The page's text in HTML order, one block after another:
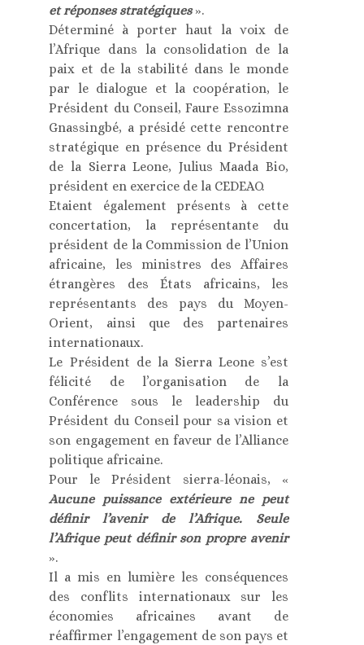
et réponses stratégiques».
Déterminé à porter haut la voix de
l’Afrique dans la consolidation de la
paix et de la stabilité dans le monde
par le dialogue et la coopération, le
Président du Conseil, Faure Essozimna
Gnassingbé, a présidé cette rencontre
stratégique en présence du Président
de la Sierra Leone, Julius Maada Bio,
président en exercice de la CEDEAO.
Etaient également présents à cette
concertation, la représentante du
président de la Commission de l’Union
africaine, les ministres des Affaires
étrangères des États africains, les
représentants des pays du Moyen-
Orient, ainsi que des partenaires
internationaux.
Le Président de la Sierra Leone s’est
félicité de l’organisation de la
Conférence sous le leadership du
Président du Conseil pour sa vision et
son engagement en faveur de l’Alliance
politique africaine.
Pour le Président sierra-léonais, «
Aucune puissance extérieure ne peut
définir l’avenir de l’Afrique. Seule
l’Afrique peut définir son propre avenir
».
Il a mis en lumière les conséquences
des conflits internationaux sur les
économies africaines avant de
réaffirmer l’engagement de son pays et